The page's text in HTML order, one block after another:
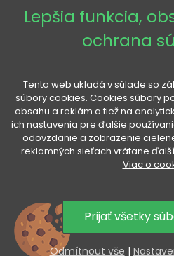
Copyright ©
Lepšia funkcia,
ochrana
Tento web ukladá v súlade so
súbory cookies. Cookies súbory
obsahu a reklám a tiež na
ich nastavenia pre ďalšie
odovzdanie a zobrazenie
reklamných sieťach vrátane
Viac o
Prijať všetky
Odmítnout vše |